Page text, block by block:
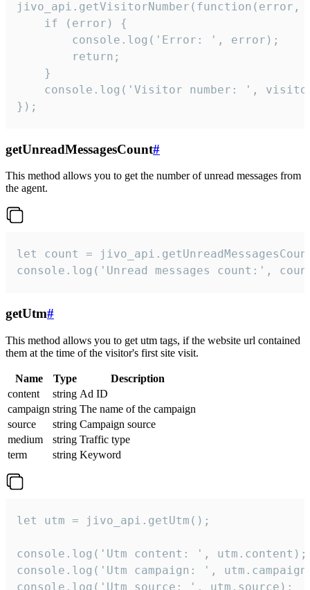
jivo_api.getVisitorNumber(function(error,
    if (error) {
        console.log('Error: ', error);
        return;
    }
console.log('Visitor number: ',
});
getUnreadMessagesCount#
This method allows you to get the number of unread messages from
the agent.
let count =
console.log('Unread messages count:',
getUtm#
This method allows you to get utm tags, if the website url contained
them at the time of the visitor's first site visit.
Name Type
Description
content
string Ad ID
campaign string The name of the campaign
source
string Campaign source
medium
string Traffic type
term
string Keyword
let utm = jivo_api.getUtm();
console.log('Utm content: ', utm.content);
console.log('Utm campaign: ',
console.log('Utm source: ', utm.source);